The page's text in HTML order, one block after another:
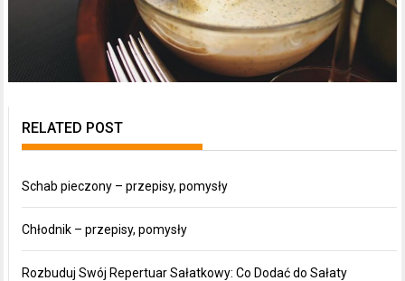
RELATED POST
Schab pieczony – przepisy, pomysły
Chłodnik – przepisy, pomysły
Rozbuduj Swój Repertuar Sałatkowy: Co Dodać do Sałaty